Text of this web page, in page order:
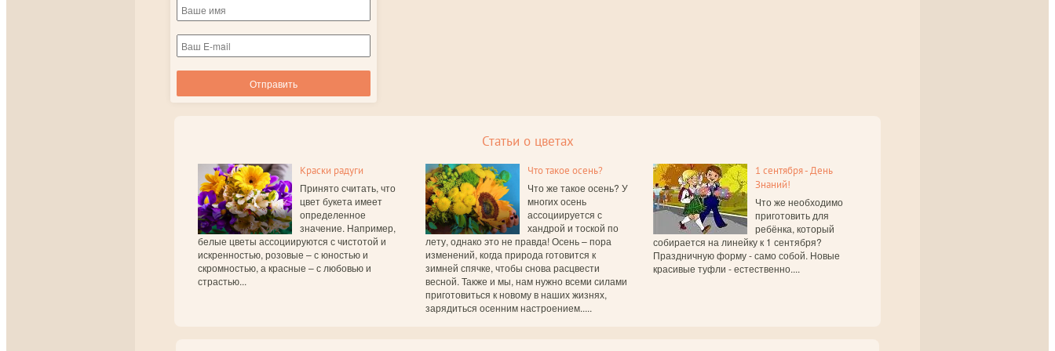
Статьи о цветах
Краски радуги
Принято считать, что
цвет букета имеет
определенное
значение. Например,
белые цветы ассоциируются с чистотой и
искренностью, розовые – с юностью и
скромностью, а красные – с любовью и
страстью...
Что такое осень?
Что же такое осень? У
многих осень
ассоциируется с
хандрой и тоской по
лету, однако это не правда! Осень – пора
изменений, когда природа готовится к
зимней спячке, чтобы снова расцвести
весной. Также и мы, нам нужно всеми силами
приготовиться к новому в наших жизнях,
зарядиться осенним настроением.....
1 сентября - День
Знаний!
Что же необходимо
приготовить для
ребёнка, который
собирается на линейку к 1 сентября?
Праздничную форму - само собой. Новые
красивые туфли - естественно....